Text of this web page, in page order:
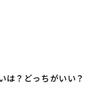
い現状があり
トが多く、実
い点も課題で
る情報が主で
ないため、営
人間との意思
いる一方で、
んの自然な姿
は？どっちがいい？